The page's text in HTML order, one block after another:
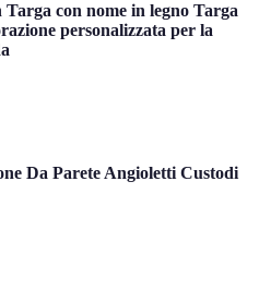
con nome in legno Targa
personalizzata per la
Da Parete Angioletti Custodi